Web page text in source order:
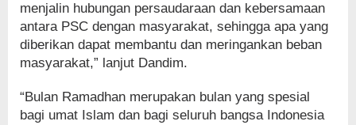
menjalin hubungan persaudaraan dan kebersamaan
antara PSC dengan masyarakat, sehingga apa yang
diberikan dapat membantu dan meringankan beban
masyarakat,” lanjut Dandim.
“Bulan Ramadhan merupakan bulan yang spesial
bagi umat Islam dan bagi seluruh bangsa Indonesia